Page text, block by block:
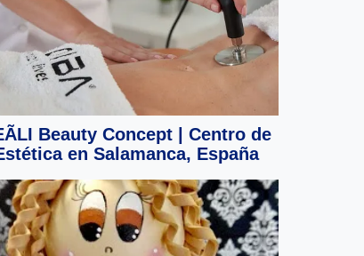
Beauty Concept | Centro de
en Salamanca, España